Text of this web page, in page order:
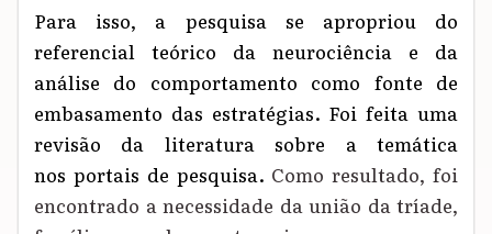
Para isso, a pesquisa se apropriou do
referencial teórico da neurociência e da
análise do comportamento como fonte de
embasamento das estratégias. Foi feita uma
revisão da literatura sobre a temática
nos portais de pesquisa. Como resultado, foi
encontrado a necessidade da união da tríade,